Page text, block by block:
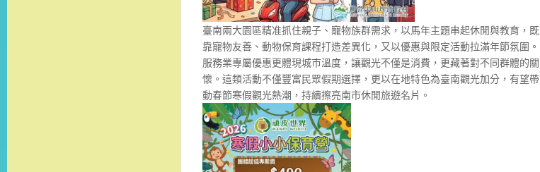
臺南兩大園區精准抓住親子、寵物族群需求，以馬年主題串起休閒與教育，既
靠寵物友善、動物保育課程打造差異化，又以優惠與限定活動拉滿年節氛圍。
服務業專屬優惠更體現城市溫度，讓觀光不僅是消費，更藏著對不同群體的關
懷。這類活動不僅豐富民眾假期選擇，更以在地特色為臺南觀光加分，有望帶
動春節寒假觀光熱潮，持續擦亮南市休閒旅遊名片。